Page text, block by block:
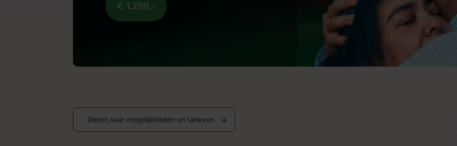
€ 1.299,-
Direct naar mogelijkheden en tarieven